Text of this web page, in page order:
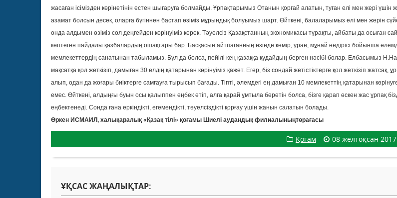
жасаған ісімізден көрінетінін естен шығаруға болмайды. Ұрпақтарымыз Отанын қорғай алатын, туған елі мен жері үшін
азамат болсын десек, оларға бүгіннен бастап өзіміз мұрындық болуымыз шарт. Өйткені, балаларымыз елі мен жерін
онда алдымен өзіміз сол деңгейден көрінуіміз керек. Тәуелсіз Қазақстанның экономикасы тұрақты, айбаты да осыған
көптеген пайдалы қазбалардың ошақтары бар. Басқасын айтпағанның өзінде көмір, уран, мұнай өндірісі бойынша
мемлекеттердің санатынан табыламыз. Бұл да болса, пейілі кең қазаққа құдайдың берген нәсібі болар. Елбасымыз
мақсатқа қол жеткізіп, дамыған 30 елдің қатарынан көрінуіміз қажет. Егер, біз сондай жетістіктерге қол жеткізіп жатсақ,
алып, одан да жоғары биіктерге самғауға тырысып бағады. Тіпті, әлемдегі ең дамыған 10 мемлекеттің қатарынан
емес. Өйткені, алдыңғы буын осы қалыппен еңбек етіп, алға қарай ұмтыла беретін болса, бізге қарап өскен жас ұрпақ
еңбектенеді. Сонда ғана еркіндікті, егемендікті, тәуелсіздікті қорғау үшін жанын салатын болады.
Өркен ИСМАИЛ, халықаралық «Қазақ тілі» қоғамы Шиелі аудандық филиалыныңтөрағасы
Қоғам 08 желтоқсан
ҰҚСАС ЖАҢАЛЫҚТАР: